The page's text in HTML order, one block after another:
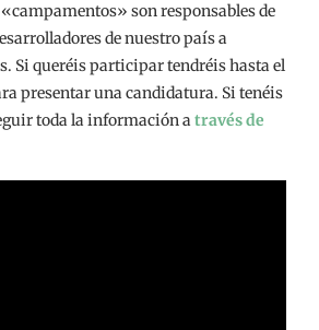
«campamentos» son responsables de
de nuestro país a
Si queréis participar tendréis hasta el
presentar una candidatura. Si tenéis
toda la información através de